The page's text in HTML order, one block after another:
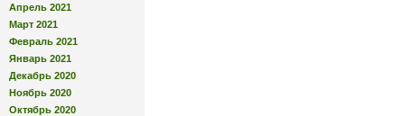
Апрель 2021
Март 2021
Февраль 2021
Январь 2021
Декабрь 2020
Ноябрь 2020
Октябрь 2020